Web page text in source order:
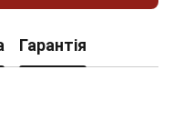
Гарантія